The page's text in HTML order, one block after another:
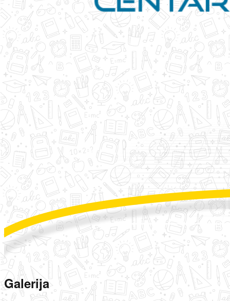
Galerija